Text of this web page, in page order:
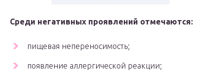
Среди негативных проявлений отмечаются:
пищевая непереносимость;
появление аллергической реакции;